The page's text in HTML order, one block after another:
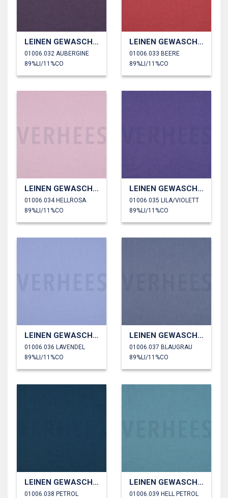
LEINEN GEWASCHEN 170 GM2
01006.032 AUBERGINE
89%LI/11%CO
LEINEN GEWASCHEN 170 GM2
01006.033 BEERE
89%LI/11%CO
LEINEN GEWASCHEN 170 GM2
01006.034 HELLROSA
89%LI/11%CO
LEINEN GEWASCHEN 170 GM2
01006.035 LILA/VIOLETT
89%LI/11%CO
LEINEN GEWASCHEN 170 GM2
01006.036 LAVENDEL
89%LI/11%CO
LEINEN GEWASCHEN 170 GM2
01006.037 BLAUGRAU
89%LI/11%CO
LEINEN GEWASCHEN 170 GM2
01006.038 PETROL
LEINEN GEWASCHEN 170 GM2
01006.039 HELL PETROL